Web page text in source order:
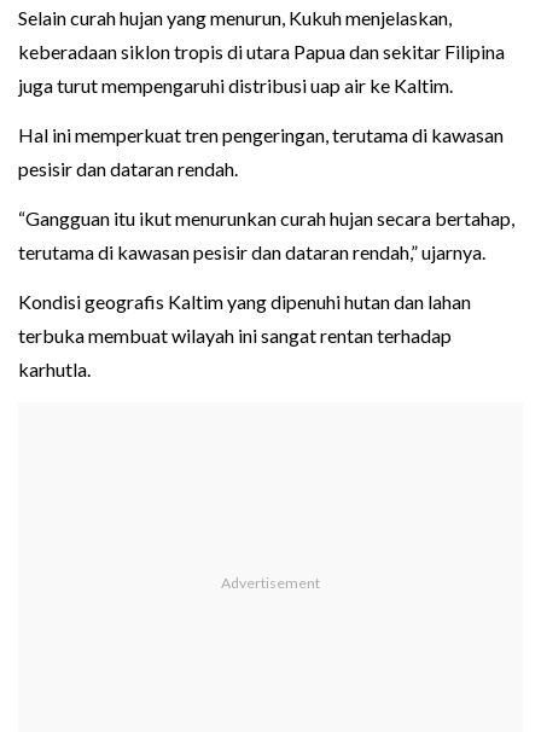
Selain curah hujan yang menurun, Kukuh menjelaskan,
keberadaan siklon tropis di utara Papua dan sekitar Filipina
juga turut mempengaruhi distribusi uap air ke Kaltim.
Hal ini memperkuat tren pengeringan, terutama di kawasan
pesisir dan dataran rendah.
“Gangguan itu ikut menurunkan curah hujan secara bertahap,
terutama di kawasan pesisir dan dataran rendah,” ujarnya.
Kondisi geografis Kaltim yang dipenuhi hutan dan lahan
terbuka membuat wilayah ini sangat rentan terhadap
karhutla.